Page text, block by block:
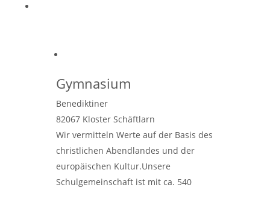
Gymnasium
Benediktiner
82067 Kloster Schäftlarn
Wir vermitteln Werte auf der Basis des
christlichen Abendlandes und der
europäischen Kultur.Unsere
Schulgemeinschaft ist mit ca. 540